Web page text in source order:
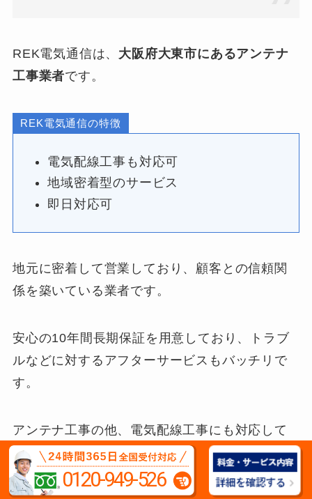
REK電気通信は、 大阪府大東市にあるアンテナ
工事業者です。
REK電気通信の特徴
電気配線工事も対応可
地域密着型のサービス
即日対応可
地元に密着して営業しており、顧客との信頼関
係を築いている業者です。
安心の10年間長期保証を用意しており、トラブ
ルなどに対するアフターサービスもバッチリで
す。
アンテナ工事の他、電気配線工事にも対応して
おり、アンテナコンセントの増設なども可能で
す。
0120-949-526